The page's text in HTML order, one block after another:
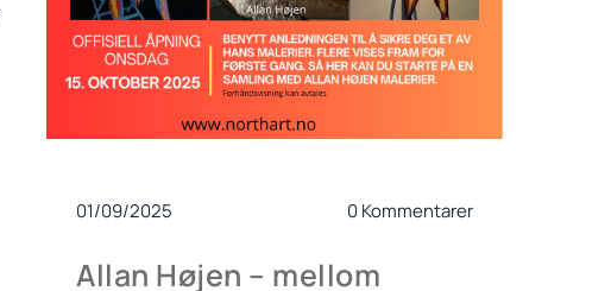
01/09/2025 0 Kommentarer
Allan Højen – mellom